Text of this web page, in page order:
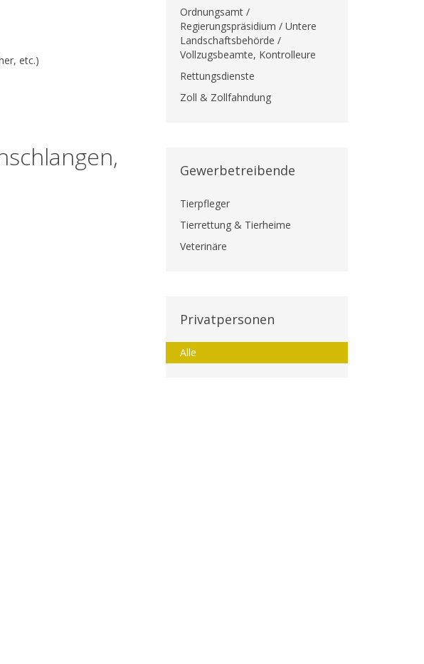
etc.)
Ordnungsamt /
Regierungspräsidium / Untere
Landschaftsbehörde /
Vollzugsbeamte, Kontrolleure
Rettungsdienste
Zoll & Zollfahndung
Gewerbetreibende
Tierpfleger
Tierrettung & Tierheime
Veterinäre
Privatpersonen
Alle